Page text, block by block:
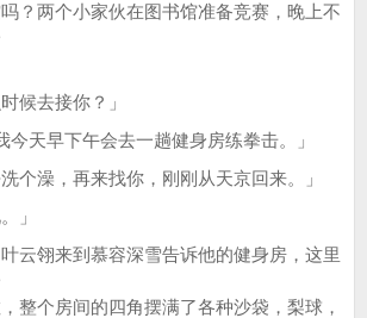
两个小家伙在图书馆准备竞赛，晚上不
去接你？」
天早下午会去一趟健身房练拳击。」
澡，再来找你，刚刚从天京回来。」
」
翎来到慕容深雪告诉他的健身房，这里
整个房间的四角摆满了各种沙袋，梨球，